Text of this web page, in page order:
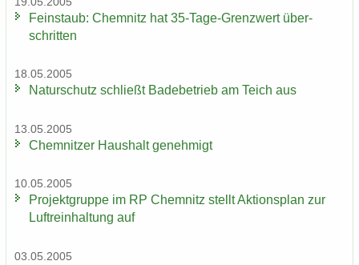
Fein­staub: Chem­nitz hat 35-​Tage-Grenzwert über­
schrit­ten
18.05.2005
Na­tur­schutz schließt Ba­de­be­trieb am Teich aus
13.05.2005
Chem­nit­zer Haus­halt ge­neh­migt
10.05.2005
Pro­jekt­grup­pe im RP Chem­nitz stellt Ak­ti­ons­plan zur
Luft­rein­hal­tung auf
03.05.2005